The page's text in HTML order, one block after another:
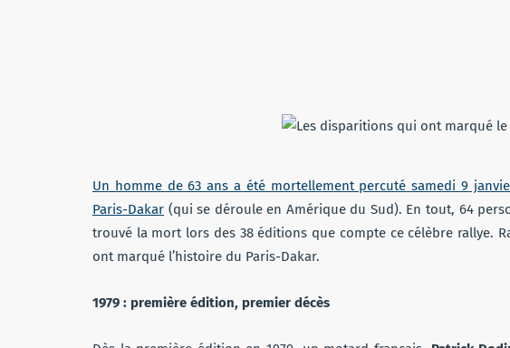
Un homme de 63 ans a été mortellement percuté samedi 9
Paris-Dakar (qui se déroule en Amérique du Sud). En tout, 64
trouvé la mort lors des 38 éditions que compte ce célèbre rallye.
ont marqué l’histoire du Paris-Dakar.
1979 : première édition, premier décès